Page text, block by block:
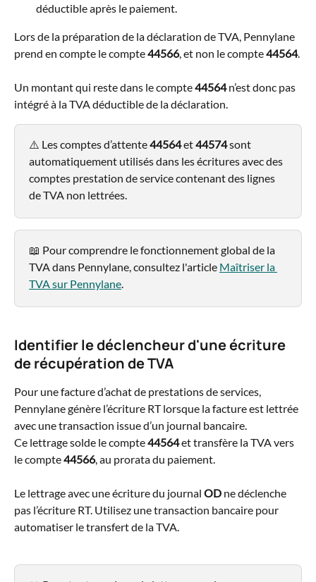
déductible après le paiement.
Lors de la préparation de la déclaration de TVA, Pennylane
prend en compte le compte 44566, et non le compte 44564.
Un montant qui reste dans le compte 44564 n’est donc pas
intégré à la TVA déductible de la déclaration.
⚠️ Les comptes d’attente 44564 et 44574 sont
automatiquement utilisés dans les écritures avec des
comptes prestation de service contenant des lignes
de TVA non lettrées.
📖 Pour comprendre le fonctionnement global de la
TVA dans Pennylane, consultez l'article Maîtriser la
TVA sur Pennylane.
Identifier le déclencheur d'une écriture
de récupération de TVA
Pour une facture d’achat de prestations de services,
Pennylane génère l’écriture RT lorsque la facture est lettrée
avec une transaction issue d’un journal bancaire.
Ce lettrage solde le compte 44564 et transfère la TVA vers
le compte 44566, au prorata du paiement.
Le lettrage avec une écriture du journal OD ne déclenche
pas l’écriture RT. Utilisez une transaction bancaire pour
automatiser le transfert de la TVA.